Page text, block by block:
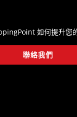
如何提升您
聯絡我們